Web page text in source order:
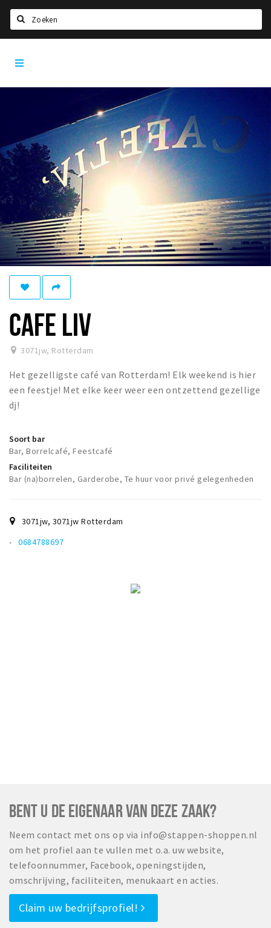
Home
Agenda
Party pics
Nieuws, interviews & blogs
Eten
Drinken
Slapen
Recreatief
Winkels
Winkelgebieden
Bezienswaardigheden
Musea, theaters & podia
Uitjes & activiteiten
Toeristische routes
Baroniepoorten
Sport
Andere City Apps
CAFE LIV
3071jw, Rotterdam
Het gezelligste café van Rotterdam! Elk weekend is hier
een feestje! Met elke keer weer een ontzettend gezellige
dj!
Soort bar
Bar, Borrelcafé, Feestcafé
Faciliteiten
Bar (na)borrelen, Garderobe, Te huur voor privé gelegenheden
3071jw, 3071jw Rotterdam
0684788697
BENT U DE EIGENAAR VAN DEZE ZAAK?
Neem contact met ons op via info@stappen-shoppen.nl
om het profiel aan te vullen met o.a. uw website,
telefoonnummer, Facebook, openingstijden,
omschrijving, faciliteiten, menukaart en acties.
Claim uw bedrijfsprofiel!